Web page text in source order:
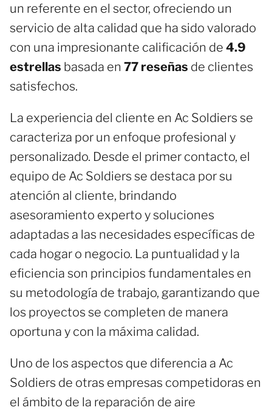
un referente en el sector, ofreciendo un
servicio de alta calidad que ha sido valorado
con una impresionante calificación de 4.9
estrellas basada en 77 reseñas de clientes
satisfechos.
La experiencia del cliente en Ac Soldiers se
caracteriza por un enfoque profesional y
personalizado. Desde el primer contacto, el
equipo de Ac Soldiers se destaca por su
atención al cliente, brindando
asesoramiento experto y soluciones
adaptadas a las necesidades específicas de
cada hogar o negocio. La puntualidad y la
eficiencia son principios fundamentales en
su metodología de trabajo, garantizando que
los proyectos se completen de manera
oportuna y con la máxima calidad.
Uno de los aspectos que diferencia a Ac
Soldiers de otras empresas competidoras en
el ámbito de la reparación de aire